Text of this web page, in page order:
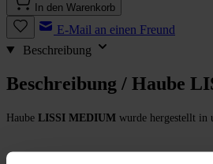
In den Warenkorb
E-Mail an einen Freund
Beschreibung
Beschreibung / Haube
Haube LISSI MEDIUM wurde hergestellt in